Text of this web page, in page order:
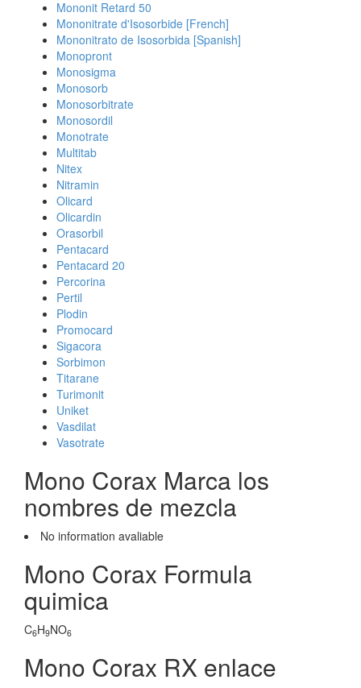
Mononit Retard 50
Mononitrate d'Isosorbide [French]
Mononitrato de Isosorbida [Spanish]
Monopront
Monosigma
Monosorb
Monosorbitrate
Monosordil
Monotrate
Multitab
Nitex
Nitramin
Olicard
Olicardin
Orasorbil
Pentacard
Pentacard 20
Percorina
Pertil
Plodin
Promocard
Sigacora
Sorbimon
Titarane
Turimonit
Uniket
Vasdilat
Vasotrate
Mono Corax Marca los
nombres de mezcla
No information avaliable
Mono Corax Formula
quimica
C6H9NO6
Mono Corax RX enlace